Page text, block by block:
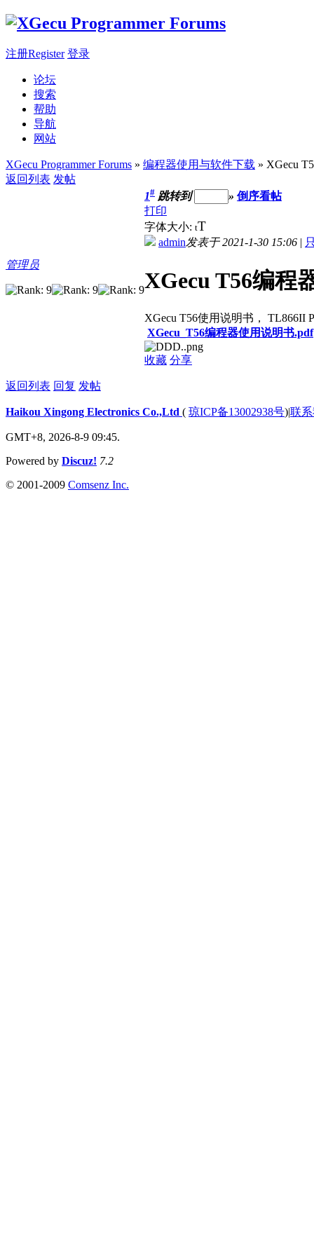
注册Register 登录
论坛
搜索
帮助
导航
网站
XGecu Programmer Forums » 编程器使用与软件下载 » XGecu
返回列表 发帖
管理员
1# 跳转到 » 倒序看帖
打印
字体大小: tT
admin发表于 2021-1-30 15:06 |
XGecu T56编程
XGecu T56使用说明书， TL866II
XGecu_T56编程器使用说明书.pdf
收藏 分享
返回列表 回复 发帖
Haikou Xingong Electronics Co.,Ltd ( 琼ICP备13002938号)|联
GMT+8, 2026-8-9 09:45.
Powered by Discuz! 7.2
© 2001-2009 Comsenz Inc.